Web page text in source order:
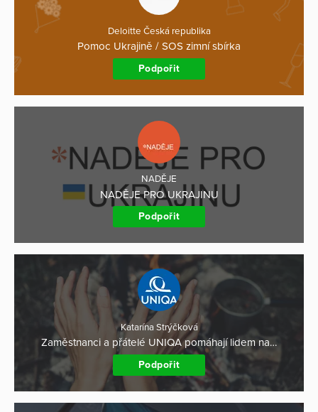
Deloitte Česká republika
Pomoc Ukrajině / SOS zimní sbírka
Podpořit
NADĚJE
NADĚJE PRO UKRAJINU
Podpořit
Katarína Strýčková
Zaměstnanci a přátelé UNIQA pomáhají lidem na…
Podpořit